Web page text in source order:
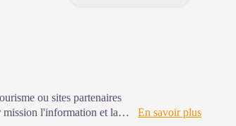
ou sites partenaires
mission l'information et la
En savoir plus